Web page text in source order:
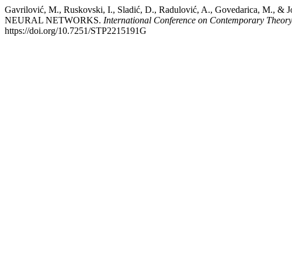
Gavrilović, M., Ruskovski, I., Sladić, D., Radulović, A., Govedarica, M.,
NEURAL NETWORKS. International Conference on Contemporary
https://doi.org/10.7251/STP2215191G